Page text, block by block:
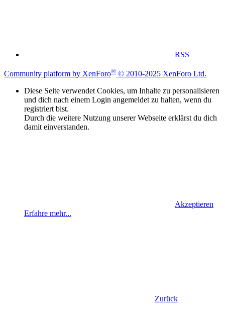
RSS
Community platform by XenForo® © 2010-2025 XenForo Ltd.
Diese Seite verwendet Cookies, um Inhalte zu personalisieren
und dich nach einem Login angemeldet zu halten, wenn du
registriert bist.
Durch die weitere Nutzung unserer Webseite erklärst du dich
damit einverstanden.
Akzeptieren
Erfahre mehr...
Zurück